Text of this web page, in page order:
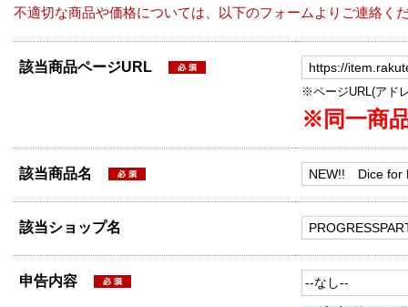
不適切な商品や価格については、以下のフォームよりご連絡く
該当商品ページURL
※ページURL(アド
※同一商
該当商品名
該当ショップ名
申告内容